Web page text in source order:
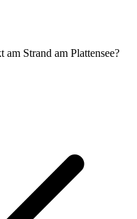
Strand am Plattensee?